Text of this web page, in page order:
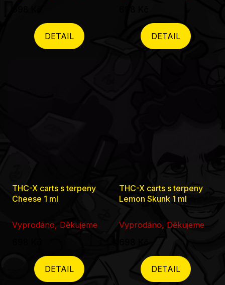
DETAIL DETAIL
THC-X carts s terpeny
Cheese 1 ml
Vyprodáno, Děkujeme
DETAIL
THC-X carts s terpeny
Lemon Skunk 1 ml
Vyprodáno, Děkujeme
DETAIL